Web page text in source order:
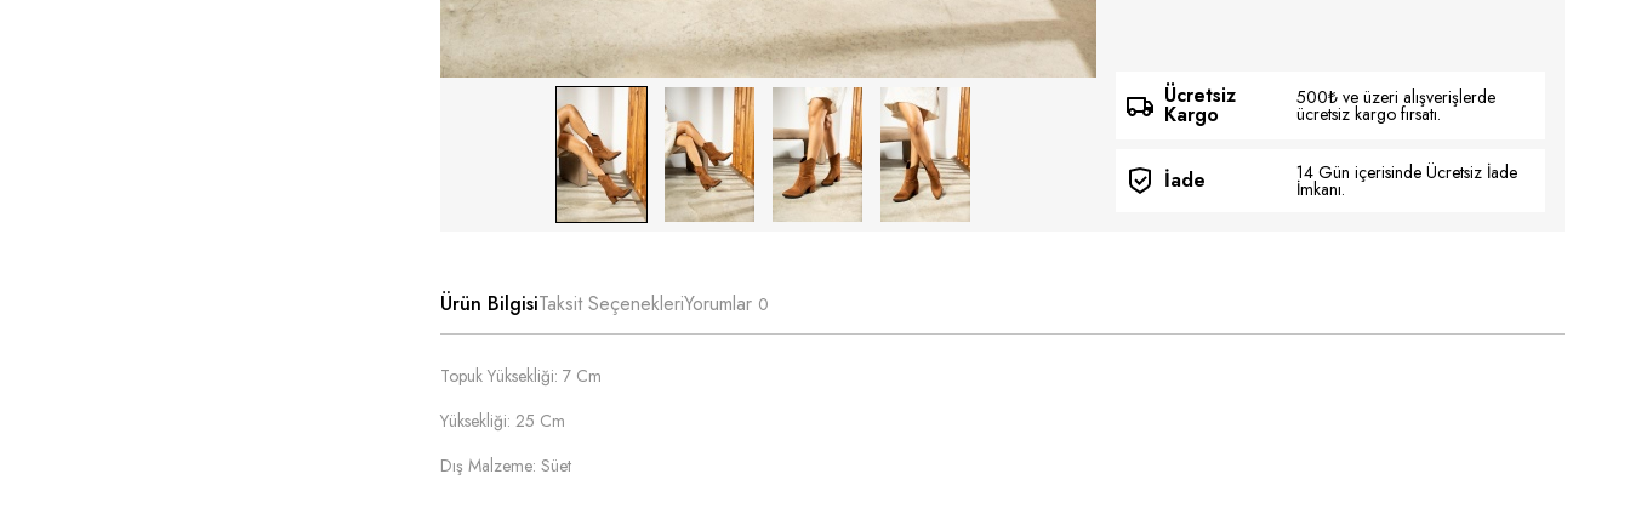
Ücretsiz
Kargo
500₺ ve üzeri alışverişlerde
ücretsiz kargo fırsatı.
İade 14 Gün içerisinde Ücretsiz İade
İmkanı.
Ürün BilgisiTaksit SeçenekleriYorumlar 0
Topuk Yüksekliği: 7 Cm
Yüksekliği: 25 Cm
Dış Malzeme: Süet